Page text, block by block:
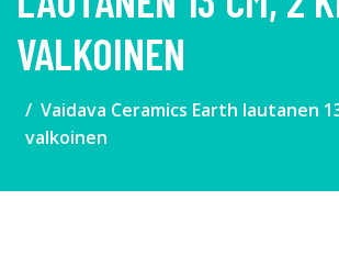
VALKOINEN
Vaidava Ceramics Earth lautanen
valkoinen